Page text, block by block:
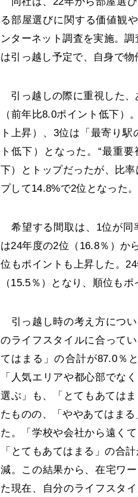
る部屋選びに関する価値観
ンターネット調査を実施。
は引っ越し予定で、自身で
引っ越しの際に重視した、
（前年比8.0ポイント低下
ト上昇）、3位は「最寄り
ト低下）となった。“最重
下）とトップだったが、比
プして14.8%で2位となった。
希望する間取は、1位が同
は24年度の2位（16.8％）か
位もポイントも上昇した。
（15.5％）となり、順位も
引っ越し時の考え方につ
のライフスタイルに合って
てはまる」の合計が87.0％
「人気エリアや都心部でな
選ぶ」も、「とてもあては
たものの、「ややあてはま
た。「学校や会社から遠く
「とてもあてはまる」の合
減。この結果から、在宅ワ
た現在、自分のライフスタ